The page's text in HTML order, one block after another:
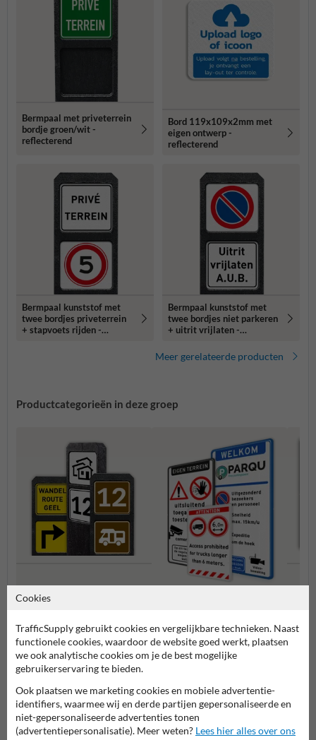
Bermpaal met priveterrein
bordje groen/wit -
reflecterend
Bord 119x109x2mm met
eigen ontwerp -
reflecterend
Bermpaal kunststof met
twee bordjes priveterrein
+ stapvoets rijden -
Bermpaal kunststof met
twee bordjes niet parkeren
+ uitrit vrijlaten -
Meer gerelateerde producten
Productcategorieën in deze groep
informatiebordjes
Eigen terrein borden
Cookies
TrafficSupply gebruikt cookies en vergelijkbare technieken. Naast
functionele cookies, waardoor de website goed werkt, plaatsen
we ook analytische cookies om je de best mogelijke
gebruikerservaring te bieden.
Ook plaatsen we marketing cookies en mobiele advertentie-
identifiers, waarmee wij en derde partijen gepersonaliseerde en
niet-gepersonaliseerde advertenties tonen
(advertentiepersonalisatie). Meer weten? Lees hier alles over ons